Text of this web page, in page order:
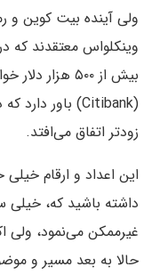
ولی آینده بیت کوین و
بیش از ۵۰۰
زودتر اتفاق می‌افتد.
این اعداد و ارقام خیلی
غیرممکن می‌نمود، ولی
حالا به بعد مسیر و